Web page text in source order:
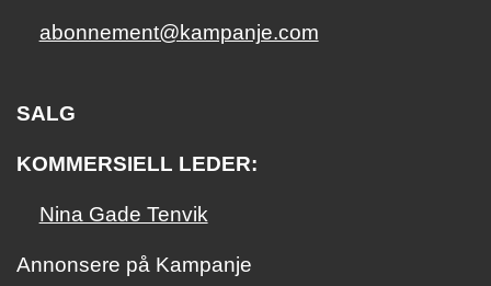
abonnement@kampanje.com
SALG
KOMMERSIELL LEDER:
Nina Gade Tenvik
Annonsere på Kampanje